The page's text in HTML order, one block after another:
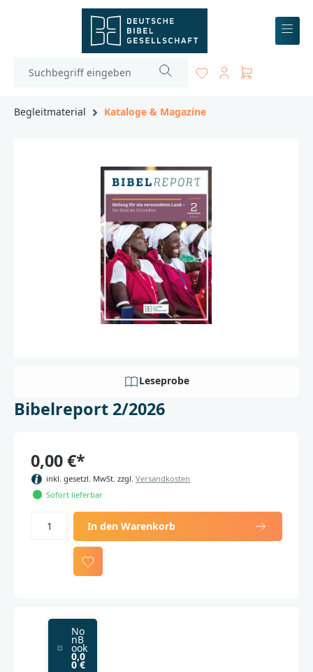
Begleitmaterial Kataloge & Magazine
Leseprobe
Bibelreport 2/2026
0,00 €*
inkl. gesetzl. MwSt. zzgl. Versandkosten
Sofort lieferbar
In den Warenkorb
No
nB
ook
0,0
0 €